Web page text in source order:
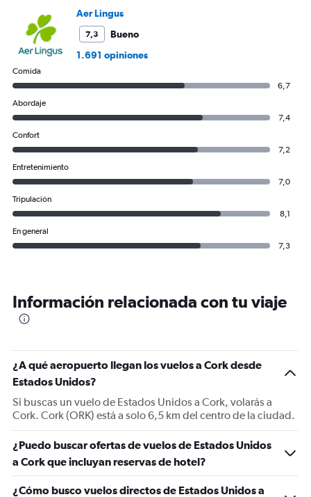
Aer Lingus
7,3
Bueno
1.691 opiniones
Comida
6,7
Abordaje
7,4
Confort
7,2
Entretenimiento
7,0
Tripulación
8,1
En general
7,3
Información relacionada con tu viaje
¿A qué aeropuerto llegan los vuelos a Cork desde
Estados Unidos?
Si buscas un vuelo de Estados Unidos a Cork, volarás a
Cork. Cork (ORK) está a solo 6,5 km del centro de la ciudad.
¿Puedo buscar ofertas de vuelos de Estados Unidos
a Cork que incluyan reservas de hotel?
¿Cómo busco vuelos directos de Estados Unidos a